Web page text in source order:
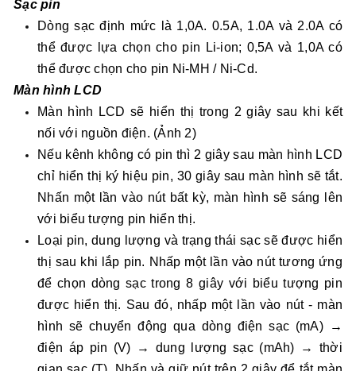
Sạc pin
Dòng sạc định mức là 1,0A. 0.5A, 1.0A và 2.0A có
thể được lựa chọn cho pin Li-ion; 0,5A và 1,0A có
thể được chọn cho pin Ni-MH / Ni-Cd.
Màn hình LCD
Màn hình LCD sẽ hiển thị trong 2 giây sau khi kết
nối với nguồn điện. (Ảnh 2)
Nếu kênh không có pin thì 2 giây sau màn hình LCD
chỉ hiển thị ký hiệu pin, 30 giây sau màn hình sẽ tắt.
Nhấn một lần vào nút bất kỳ, màn hình sẽ sáng lên
với biểu tượng pin hiển thị.
Loại pin, dung lượng và trạng thái sạc sẽ được hiển
thị sau khi lắp pin. Nhấp một lần vào nút tương ứng
để chọn dòng sạc trong 8 giây với biểu tượng pin
được hiển thị. Sau đó, nhấp một lần vào nút - màn
hình sẽ chuyển động qua dòng điện sạc (mA) →
điện áp pin (V) → dung lượng sạc (mAh) → thời